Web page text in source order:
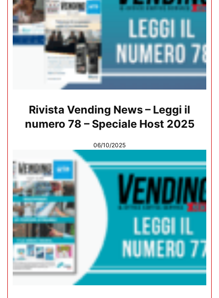
Rivista Vending News – Leggi il
numero 78 – Speciale Host 2025
06/10/2025